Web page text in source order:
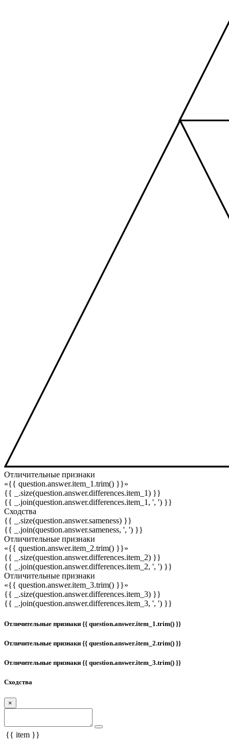
Отличительные признаки
«{{ question.answer.item_1.trim() }}»
{{ _.size(question.answer.differences.item_1) }}
{{ _.join(question.answer.differences.item_1, ', ') }}
Сходства
{{ _.size(question.answer.sameness) }}
{{ _.join(question.answer.sameness, ', ') }}
Отличительные признаки
«{{ question.answer.item_2.trim() }}»
{{ _.size(question.answer.differences.item_2) }}
{{ _.join(question.answer.differences.item_2, ', ') }}
Отличительные признаки
«{{ question.answer.item_3.trim() }}»
{{ _.size(question.answer.differences.item_3) }}
{{ _.join(question.answer.differences.item_3, ', ') }}
Отличительные признаки {{ question.answer.item_1.trim() }}
Отличительные признаки {{ question.answer.item_2.trim() }}
Отличительные признаки {{ question.answer.item_3.trim() }}
Сходства
×
{{ item }}